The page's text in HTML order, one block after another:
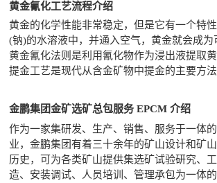
黄金氰化工艺流程介绍
黄金的化学性能非常稳定，但是它有一个特
(钠)的水溶液中，并通入空气，黄金就会成为
黄金氰化法则是利用氰化物作为浸出液提取
提金工艺是现代从含金矿物中提金的主要方法
金鹏集团金矿选矿总包服务 EPCM介绍
作为一家集研发、生产、销售、服务于一体
业，金鹏集团有着三十余年的矿山设计和矿
历史，可为各类矿山提供集选矿试验研究、
造、安装调试、人员培训、管理承包为一体